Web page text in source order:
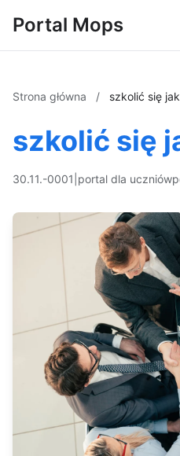
Portal Mops
Strona główna / szkolić się
szkolić się
30.11.-0001 portal dla uczniów